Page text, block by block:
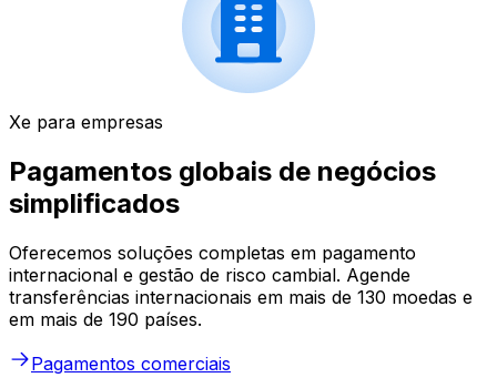
Xe para empresas
Pagamentos globais de negócios
simplificados
Oferecemos soluções completas em pagamento
internacional e gestão de risco cambial. Agende
transferências internacionais em mais de 130 moedas e
em mais de 190 países.
Pagamentos comerciais